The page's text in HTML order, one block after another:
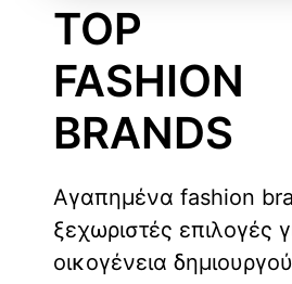
TOP
FASHION
BRANDS
Αγαπημένα fashion
ξεχωριστές επιλογές
οικογένεια